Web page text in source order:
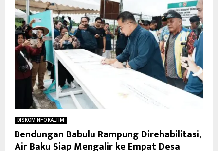
DISKOMINFO KALTIM
Bendungan Babulu Rampung Direhabilitasi,
Air Baku Siap Mengalir ke Empat Desa